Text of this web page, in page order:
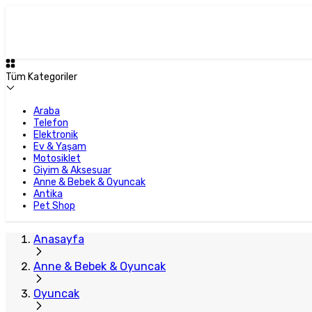
Tüm Kategoriler
Araba
Telefon
Elektronik
Ev & Yaşam
Motosiklet
Giyim & Aksesuar
Anne & Bebek & Oyuncak
Antika
Pet Shop
Anasayfa
Anne & Bebek & Oyuncak
Oyuncak